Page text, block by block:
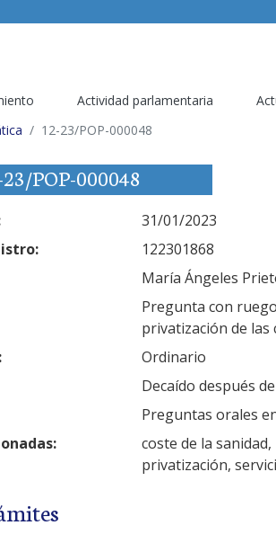
Actividad parlamentaria
12-23/POP-000048
POP-000048
31/01/2023
122301868
María Ángeles
Pregunta con
privatización de
Ordinario
Decaído después
Preguntas orales
coste de la
privatización,